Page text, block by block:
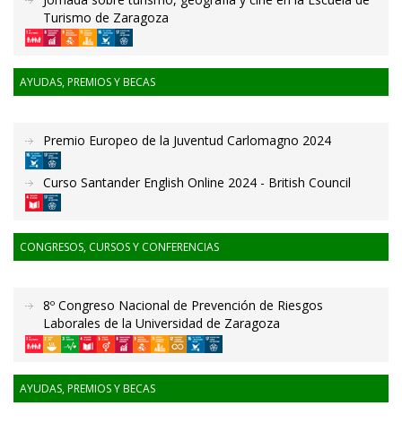
Turismo de Zaragoza
AYUDAS, PREMIOS Y BECAS
Premio Europeo de la Juventud Carlomagno 2024
Curso Santander English Online 2024 - British Council
CONGRESOS, CURSOS Y CONFERENCIAS
8º Congreso Nacional de Prevención de Riesgos
Laborales de la Universidad de Zaragoza
AYUDAS, PREMIOS Y BECAS